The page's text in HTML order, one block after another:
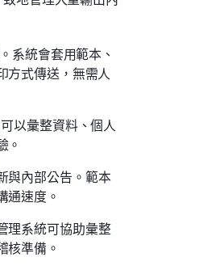
系統會套用範本、
方式傳送，無需人
以彙整資料、個人
。
與內部公告。範本
通速度。
理系統可協助彙整
核準備。